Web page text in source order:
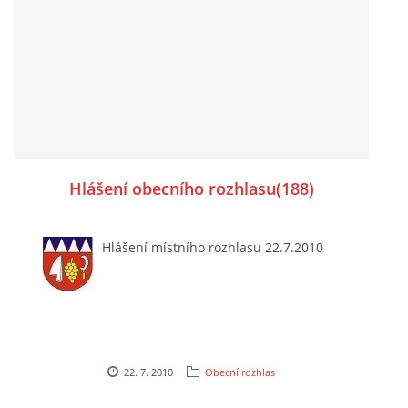
Hlášení obecního rozhlasu(188)
Hlášení místního rozhlasu 22.7.2010
22. 7. 2010 Obecní rozhlas